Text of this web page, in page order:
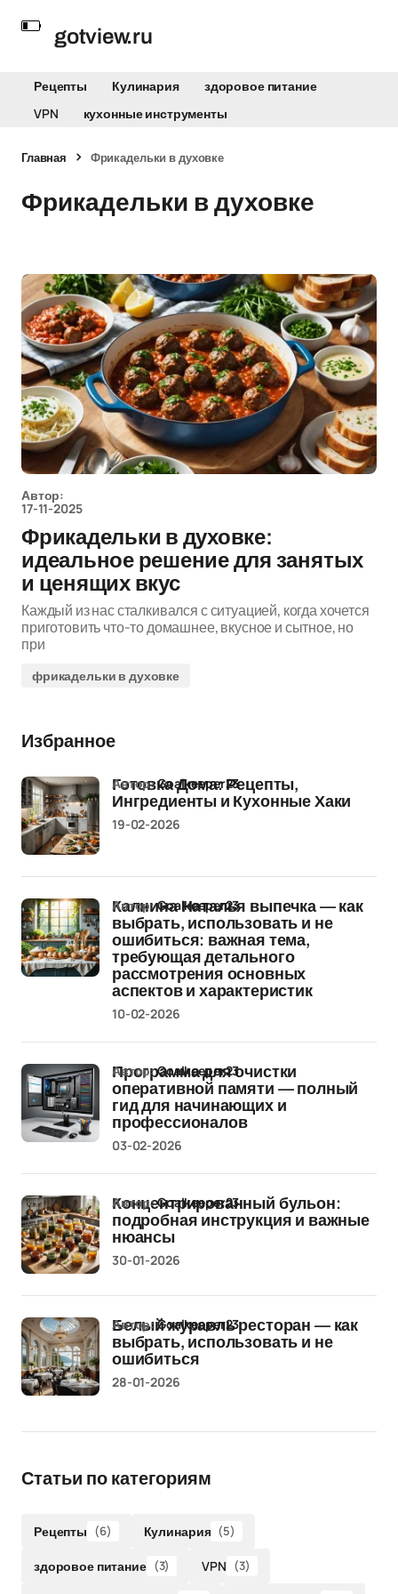
gotview.ru
Рецепты Кулинария
здоровое питание
VPN
кухонные инструменты
Главная Фрикадельки в духовке
Фрикадельки в духовке
Автор:
17-11-2025
Фрикадельки в духовке:
идеальное решение для занятых
и ценящих вкус
Каждый из нас сталкивался с ситуацией, когда хочется
приготовить что-то домашнее, вкусное и сытное, но
при
фрикадельки в духовке
Избранное
Готовка Дома: Рецепты,
Ингредиенты и Кухонные Хаки
Автор:Goalkeeper23
19-02-2026
Калнина Наталья выпечка — как
выбрать, использовать и не
ошибиться: важная тема,
требующая детального
рассмотрения основных
аспектов и характеристик
Автор:Goalkeeper23
10-02-2026
Программа для очистки
оперативной памяти — полный
гид для начинающих и
профессионалов
Автор:Goalkeeper23
03-02-2026
Концентрированный бульон:
подробная инструкция и важные
нюансы
Автор:Goalkeeper23
30-01-2026
Белый журавль ресторан — как
выбрать, использовать и не
ошибиться
Автор:Goalkeeper23
28-01-2026
Статьи по категориям
Рецепты (6) Кулинария (5)
здоровое питание (3) VPN (3)